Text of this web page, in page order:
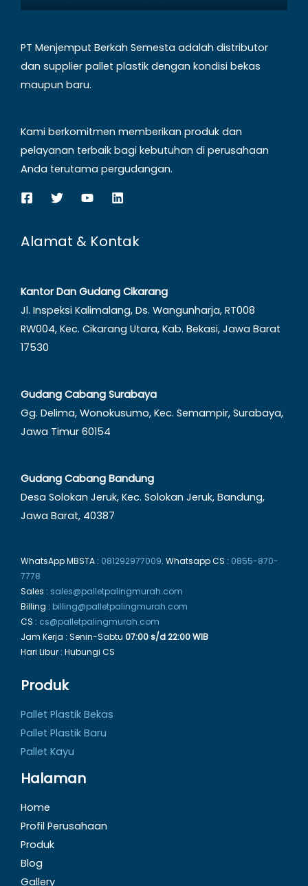
PT Menjemput Berkah Semesta adalah distributor
dan supplier pallet plastik dengan kondisi bekas
maupun baru.
Kami berkomitmen memberikan produk dan
pelayanan terbaik bagi kebutuhan di perusahaan
Anda terutama pergudangan.
Alamat & Kontak
Kantor Dan Gudang Cikarang
Jl. Inspeksi Kalimalang, Ds. Wangunharja, RT008
RW004, Kec. Cikarang Utara, Kab. Bekasi, Jawa Barat
17530
Gudang Cabang Surabaya
Gg. Delima, Wonokusumo, Kec. Semampir, Surabaya,
Jawa Timur 60154
Gudang Cabang Bandung
Desa Solokan Jeruk, Kec. Solokan Jeruk, Bandung,
Jawa Barat, 40387
WhatsApp MBSTA : 081292977009. Whatsapp CS : 0855-870-
7778
Sales : sales@palletpalingmurah.com
Billing : billing@palletpalingmurah.com
CS : cs@palletpalingmurah.com
Jam Kerja : Senin-Sabtu 07:00 s/d 22:00 WIB
Hari Libur : Hubungi CS
Produk
Pallet Plastik Bekas
Pallet Plastik Baru
Pallet Kayu
Halaman
Home
Profil Perusahaan
Produk
Blog
Gallery